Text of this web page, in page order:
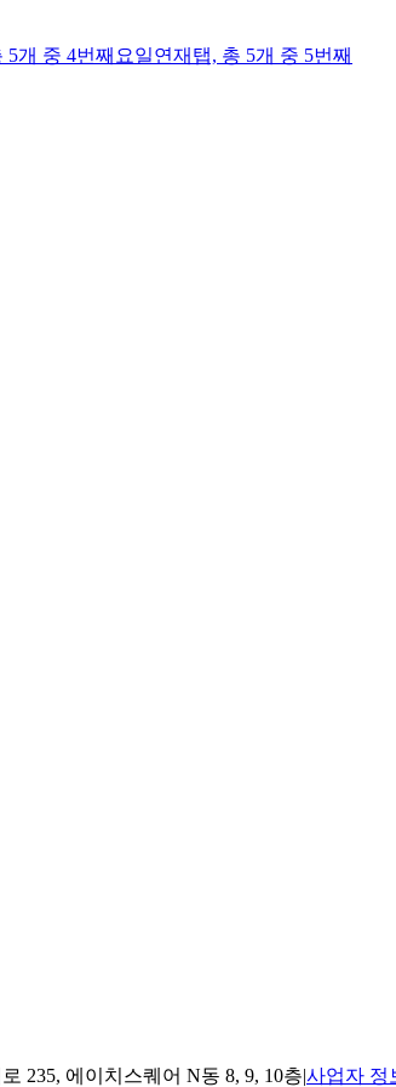
5개 중 4번째 요일연재 탭, 총 5개 중 5번째
235, 에이치스퀘어 N동 8, 9, 10층|사업자 정